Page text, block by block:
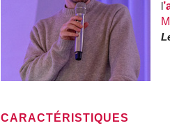
l
CARACTÉRISTIQUES